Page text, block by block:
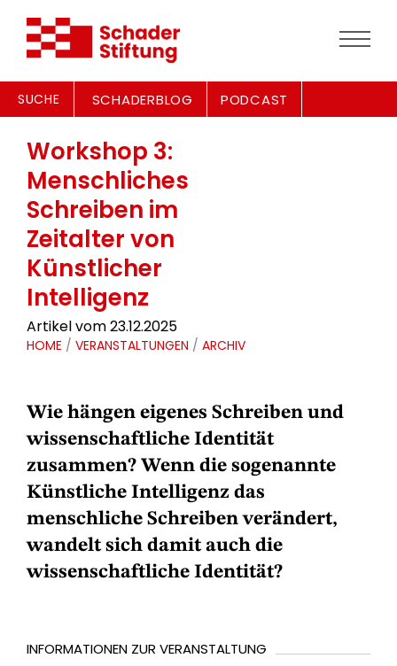
SUCHE SCHADERBLOG PODCAST
Workshop 3:
Menschliches
Schreiben im
Zeitalter von
Künstlicher
Intelligenz
Artikel vom 23.12.2025
HOME / VERANSTALTUNGEN / ARCHIV
Wie hängen eigenes Schreiben und
wissenschaftliche Identität
zusammen? Wenn die sogenannte
Künstliche Intelligenz das
menschliche Schreiben verändert,
wandelt sich damit auch die
wissenschaftliche Identität?
INFORMATIONEN ZUR VERANSTALTUNG